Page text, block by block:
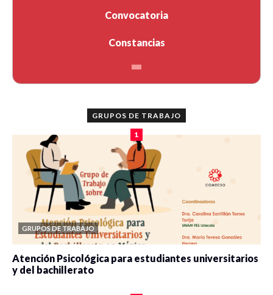
Convocatoria
Constancias
GRUPOS DE TRABAJO
1
GRUPOS DE TRABAJO
Atención Psicológica para estudiantes universitarios
y del bachillerato